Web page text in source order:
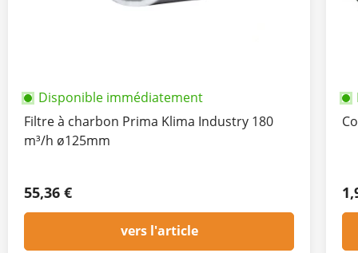
Disponible immédiatement
Filtre à charbon Prima Klima Industry 180
m³/h ø125mm
55,36 €
vers l'article